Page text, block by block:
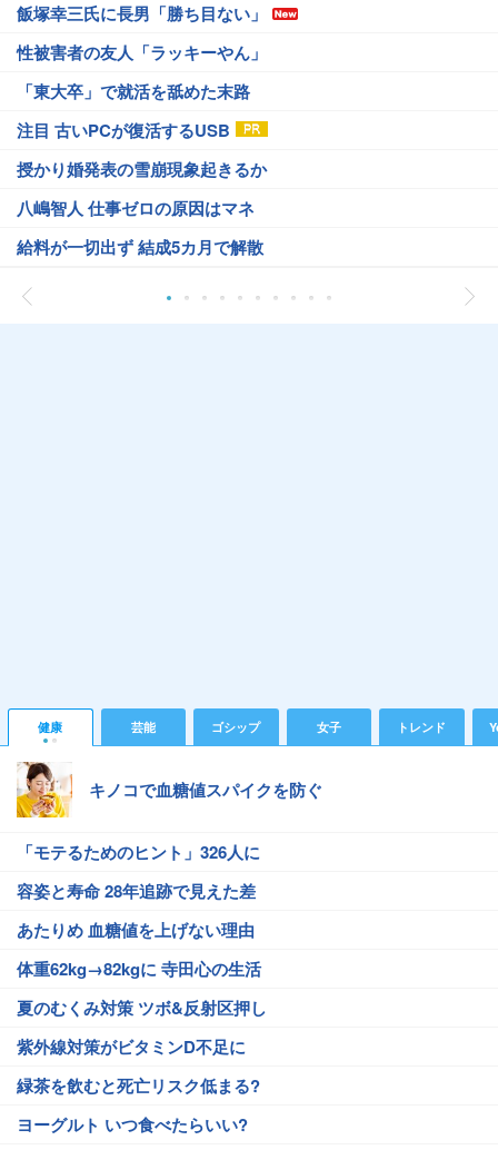
飯塚幸三氏に長男「勝ち目ない」
性被害者の友人「ラッキーやん」
「東大卒」で就活を舐めた末路
注目 古いPCが復活するUSB
授かり婚発表の雪崩現象起きるか
八嶋智人 仕事ゼロの原因はマネ
給料が一切出ず 結成5カ月で解散
健康 芸能 ゴシップ 女子 トレンド
キノコで血糖値スパイクを防ぐ
「モテるためのヒント」326人に
容姿と寿命 28年追跡で見えた差
あたりめ 血糖値を上げない理由
体重62kg→82kgに 寺田心の生活
夏のむくみ対策 ツボ&反射区押し
紫外線対策がビタミンD不足に
緑茶を飲むと死亡リスク低まる?
ヨーグルト いつ食べたらいい?